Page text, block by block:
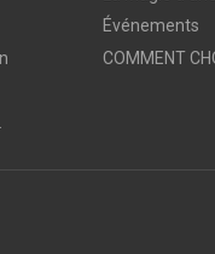
Événements
COMMENT